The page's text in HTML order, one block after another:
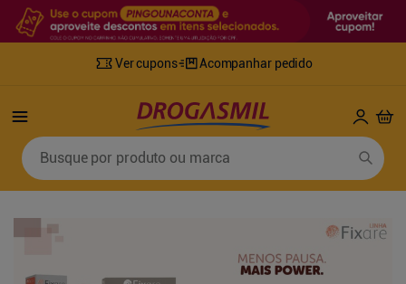
Ver cupons Acompanhar pedido
Busque por produto ou marca
Termos mais buscados
3
fralda xg